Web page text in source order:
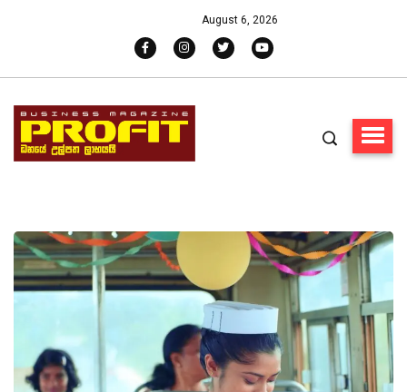
August 6, 2026